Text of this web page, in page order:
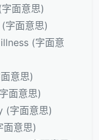
面意思)
字面意思)
(字面意
意思)
面意思)
(字面意思)
意思)